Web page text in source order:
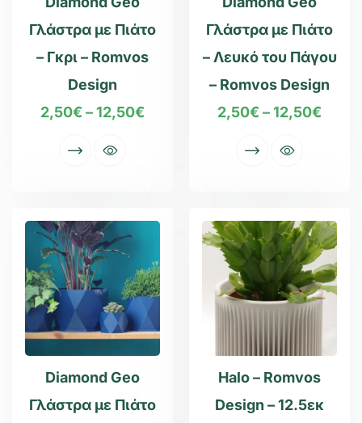
Γλάστρα με Πιάτο
– Γκρι – Romvos
Design
2,50€ –12,50€
Γλάστρα με Πιάτο
– Λευκό του Πάγου
– Romvos Design
2,50€ –12,50€
Diamond Geo
Γλάστρα με Πιάτο
Halo – Romvos
Design – 12.5εκ